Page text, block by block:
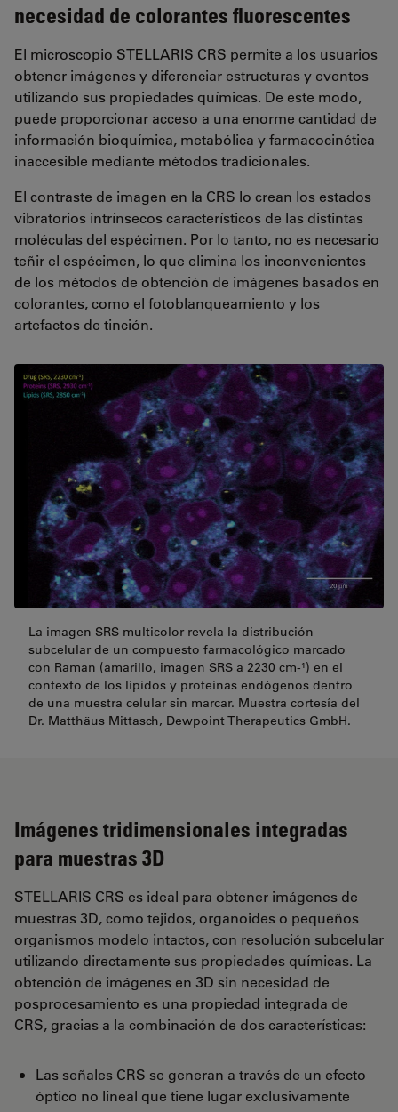
necesidad de colorantes fluorescentes
El microscopio STELLARIS CRS permite a los usuarios
obtener imágenes y diferenciar estructuras y eventos
utilizando sus propiedades químicas. De este modo,
puede proporcionar acceso a una enorme cantidad de
información bioquímica, metabólica y farmacocinética
inaccesible mediante métodos tradicionales.
El contraste de imagen en la CRS lo crean los estados
vibratorios intrínsecos característicos de las distintas
moléculas del espécimen. Por lo tanto, no es necesario
teñir el espécimen, lo que elimina los inconvenientes
de los métodos de obtención de imágenes basados en
colorantes, como el fotoblanqueamiento y los
artefactos de tinción.
La imagen SRS multicolor revela la distribución
subcelular de un compuesto farmacológico marcado
con Raman (amarillo, imagen SRS a 2230 cm-¹) en el
contexto de los lípidos y proteínas endógenos dentro
de una muestra celular sin marcar. Muestra cortesía del
Dr. Matthäus Mittasch, Dewpoint Therapeutics GmbH.
Imágenes tridimensionales integradas
para muestras 3D
STELLARIS CRS es ideal para obtener imágenes de
muestras 3D, como tejidos, organoides o pequeños
organismos modelo intactos, con resolución subcelular
utilizando directamente sus propiedades químicas. La
obtención de imágenes en 3D sin necesidad de
posprocesamiento es una propiedad integrada de
CRS, gracias a la combinación de dos características:
Las señales CRS se generan a través de un efecto
óptico no lineal que tiene lugar exclusivamente